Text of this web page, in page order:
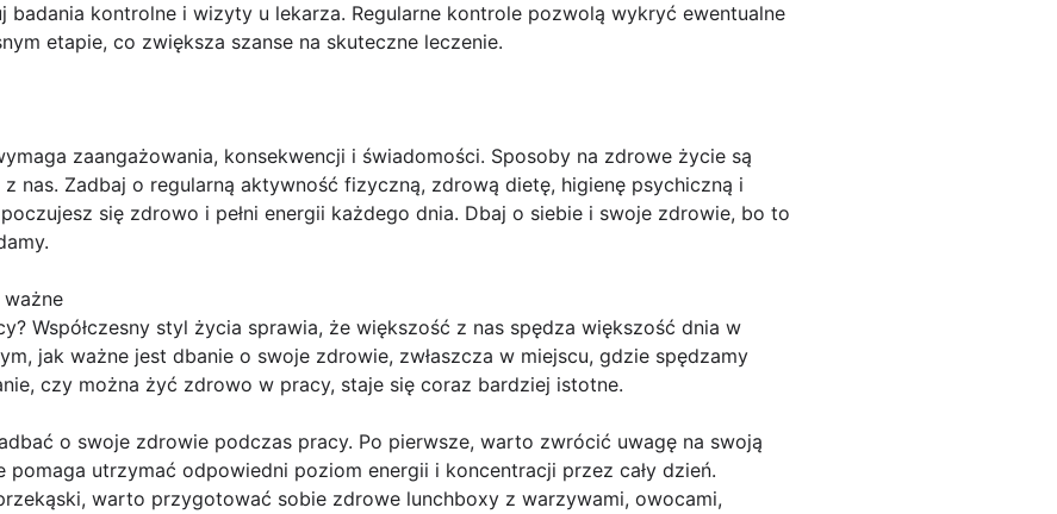
badania kontrolne i wizyty u lekarza. Regularne kontrole pozwolą wykryć ewentualne
etapie, co zwiększa szanse na skuteczne leczenie.
zaangażowania, konsekwencji i świadomości. Sposoby na zdrowe życie są
nas. Zadbaj o regularną aktywność fizyczną, zdrową dietę, higienę psychiczną i
się zdrowo i pełni energii każdego dnia. Dbaj o siebie i swoje zdrowie, bo to
Współczesny styl życia sprawia, że większość z nas spędza większość dnia w
jak ważne jest dbanie o swoje zdrowie, zwłaszcza w miejscu, gdzie spędzamy
czy można żyć zdrowo w pracy, staje się coraz bardziej istotne.
o swoje zdrowie podczas pracy. Po pierwsze, warto zwrócić uwagę na swoją
pomaga utrzymać odpowiedni poziom energii i koncentracji przez cały dzień.
warto przygotować sobie zdrowe lunchboxy z warzywami, owocami,